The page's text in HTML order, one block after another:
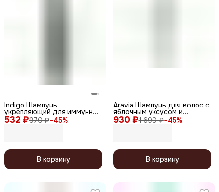
532 ₽970 ₽−45%
Indigo Шампунь
укрепляющий для иммунной
стимуляции роста волос,
1000 мл
В корзину
930 ₽1 690 ₽−45%
Aravia Шампунь для волос с
яблочным уксусом и
салициловой кислотой /
Apple Cider Vinegar
В корзину